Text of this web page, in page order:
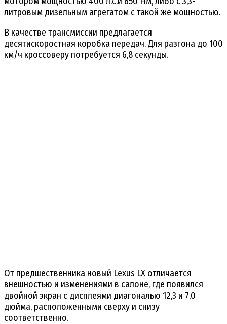
литровым дизельным агрегатом с такой же мощностью.
В качестве трансмиссии предлагается
десятискоростная коробка передач. Для разгона до 100
км/ч кроссоверу потребуется 6,8 секунды.
От предшественника новый Lexus LX отличается
внешностью и изменениями в салоне, где появился
двойной экран с дисплеями диагональю 12,3 и 7,0
дюйма, расположенными сверху и снизу
соответственно.